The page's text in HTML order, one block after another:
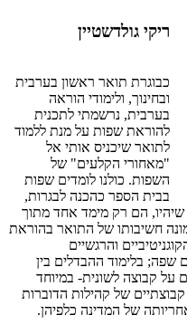
ריקי גולדשטיין
כבוגרת תואר ראשון בערבית
ובחינוך, ולימודי הוראה
בערבית, נרשמתי לתכנית
להוראת שפות על מנת ללמוד
לתואר שיכניס אותי אל
"מאחורי הקלעים" של
השפות. כולנו לומדים שפות
בבית הספר כהכנה לבגרות,
שיהיו, הם רק מימד אחד מתוך
חשיבותו של התואר בהוראת
והרגשיים
שפה; בלימוד ההבדלים בין
על קבוצה לשונית- במיוחד
של קהילות הדוברות
של המדינה כלפיהן.